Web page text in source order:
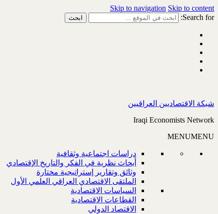
Skip to navigation Skip to content
Search for:
شبكة الاقتصاديين العراقيين
Iraqi Economists Network
MENUMENU
دراسات اجتماعية وثقافية
أبحاث نظرية في الفكر والتاريخ الإقتصادي
وثائق وتقارير إستراتيجية مختارة
الملتقى الاقتصادي العراقي العلمي الأول
السياسات الاقتصادية
القطاعات الاقتصادية
الاقتصاد الدولي